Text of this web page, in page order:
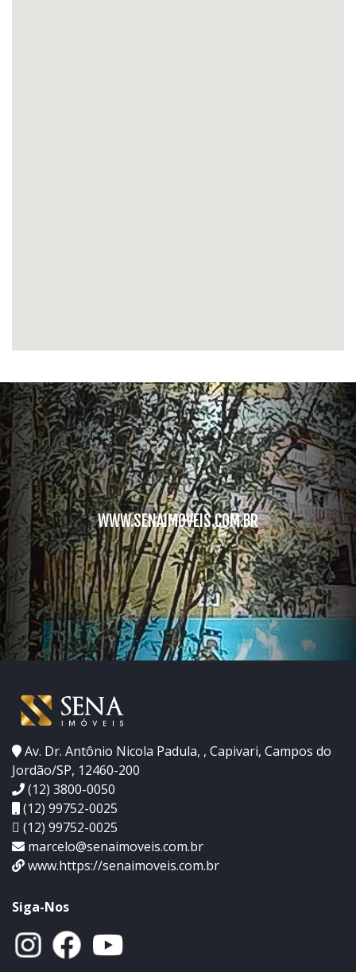
WWW.SENAIMOVEIS.COM.BR
Av. Dr. Antônio Nicola Padula, , Capivari, Campos do
Jordão/SP, 12460-200
(12) 3800-0050
(12) 99752-0025
(12) 99752-0025
marcelo@senaimoveis.com.br
www.https://senaimoveis.com.br
Siga-Nos